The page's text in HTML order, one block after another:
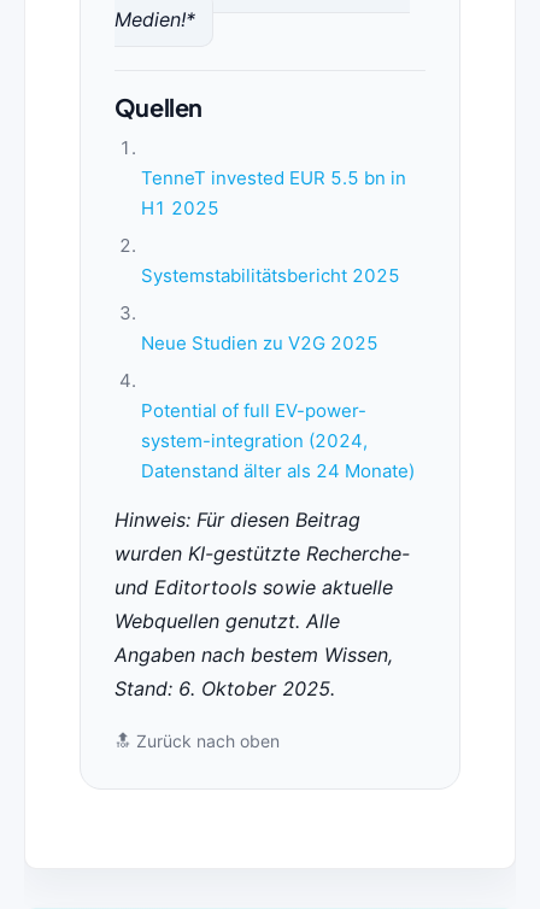
Medien!*
Quellen
TenneT invested EUR 5.5 bn in
H1 2025
Systemstabilitätsbericht 2025
Neue Studien zu V2G 2025
Potential of full EV-power-
system-integration (2024,
Datenstand älter als 24 Monate)
Hinweis: Für diesen Beitrag
wurden KI-gestützte Recherche-
und Editortools sowie aktuelle
Webquellen genutzt. Alle
Angaben nach bestem Wissen,
Stand: 6. Oktober 2025.
🔝 Zurück nach oben